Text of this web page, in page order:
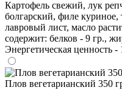
Картофель свежий, лук
болгарский, филе куриное,
лавровый лист, масло
содержит: белков - 9 гр.,
Энергетическая ценность -
Плов вегетарианский 350